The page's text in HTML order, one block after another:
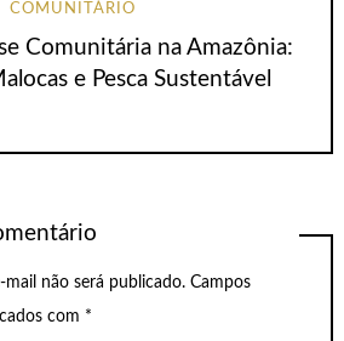
COMUNITÁRIO
Comunitária na Amazônia:
e Pesca Sustentável
não será publicado. Campos
com *